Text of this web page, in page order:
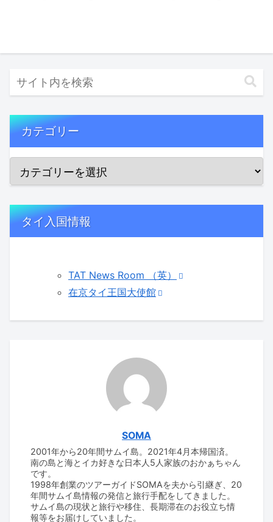
カテゴリー
タイ入国情報
TAT News Room （英）
在京タイ王国大使館
SOMA
2001年から20年間サムイ島。2021年4月本帰国済。
南の島と海とイカ好きな日本人5人家族のおかぁちゃん
です。
1998年創業のツアーガイドSOMAを夫から引継ぎ、20
年間サムイ島情報の発信と旅行手配をしてきました。
サムイ島の現状と旅行や移住、長期滞在のお役立ち情
報等をお届けしていました。